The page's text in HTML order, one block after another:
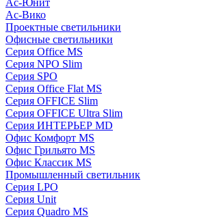
Ас-Юнит
Ас-Вико
Проектные светильники
Офисные светильники
Серия Office MS
Серия NPO Slim
Серия SPO
Серия Office Flat MS
Серия OFFICE Slim
Серия OFFICE Ultra Slim
Серия ИНТЕРЬЕР MD
Офис Комфорт MS
Офис Грильято MS
Офис Классик MS
Промышленный светильник
Серия LPO
Серия Unit
Серия Quadro MS